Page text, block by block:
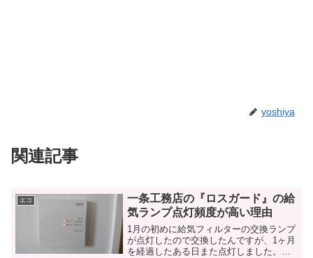
yoshiya
関連記事
エコ
一条工務店の『ロスガード』の給
気ランプ点灯頻度が高い理由
1月の初めに給気フィルターの交換ランプ
が点灯したので交換したんですが、1ヶ月
を経過したある日また点灯しました。原